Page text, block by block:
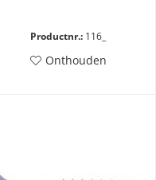
Productnr.: 116_
Onthouden